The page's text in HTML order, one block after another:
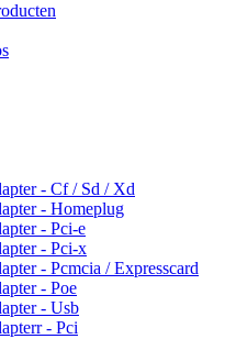
- Cf / Sd / Xd
- Homeplug
- Pci-e
- Pci-x
- Pcmcia / Expresscard
- Poe
- Usb
- Pci